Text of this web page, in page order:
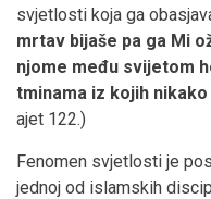
svjetlosti koja ga
mrtav bijaše pa ga Mi
njome među svijetom
tminama iz kojih
ajet 122.)
Fenomen svjetlosti je
jednoj od islamskih